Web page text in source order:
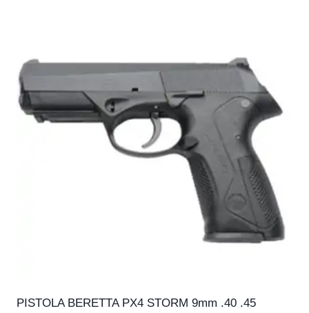
PISTOLA BERETTA PX4 STORM 9mm .40 .45